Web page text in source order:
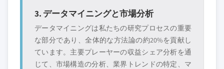
3. データマイニングと市場分析
データマイニングは私たちの研究プロセスの重要
な部分であり、全体的な方法論の約20%を貢献し
ています。主要プレーヤーの収益シェア分析を通
じて、市場構造の分析、業界トレンドの特定、マ